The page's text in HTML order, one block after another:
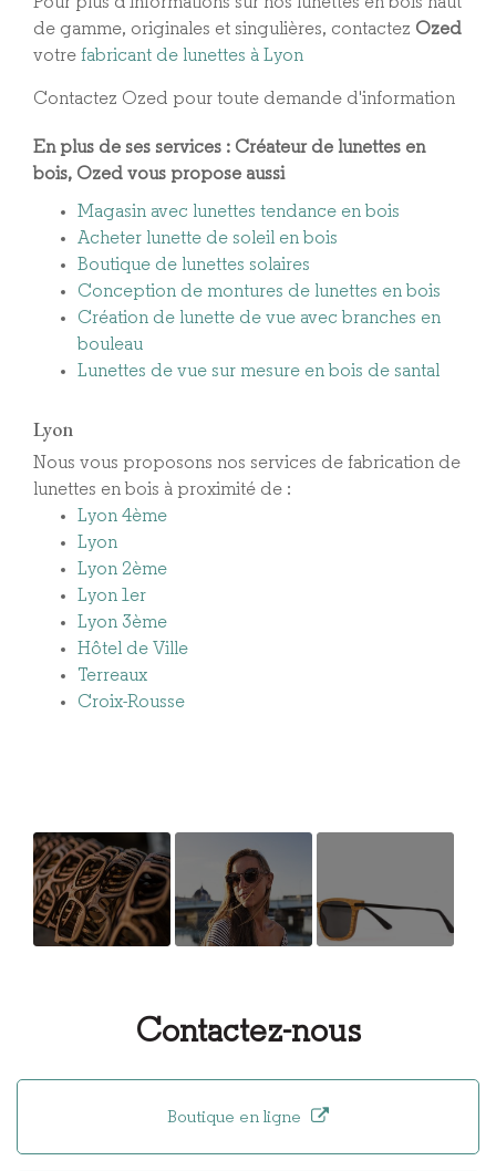
de gamme, originales et singulières, contactez Ozed
votre fabricant de lunettes à Lyon
Contactez Ozed pour toute demande d'information
En plus de ses services : Créateur de lunettes en
bois, Ozed vous propose aussi
Magasin avec lunettes tendance en bois
Acheter lunette de soleil en bois
Boutique de lunettes solaires
Conception de montures de lunettes en bois
Création de lunette de vue avec branches en
bouleau
Lunettes de vue sur mesure en bois de santal
Lyon
Nous vous proposons nos services de fabrication de
lunettes en bois à proximité de :
Lyon 4ème
Lyon
Lyon 2ème
Lyon 1er
Lyon 3ème
Hôtel de Ville
Terreaux
Croix-Rousse
support de
Contactez-nous
Boutique en ligne